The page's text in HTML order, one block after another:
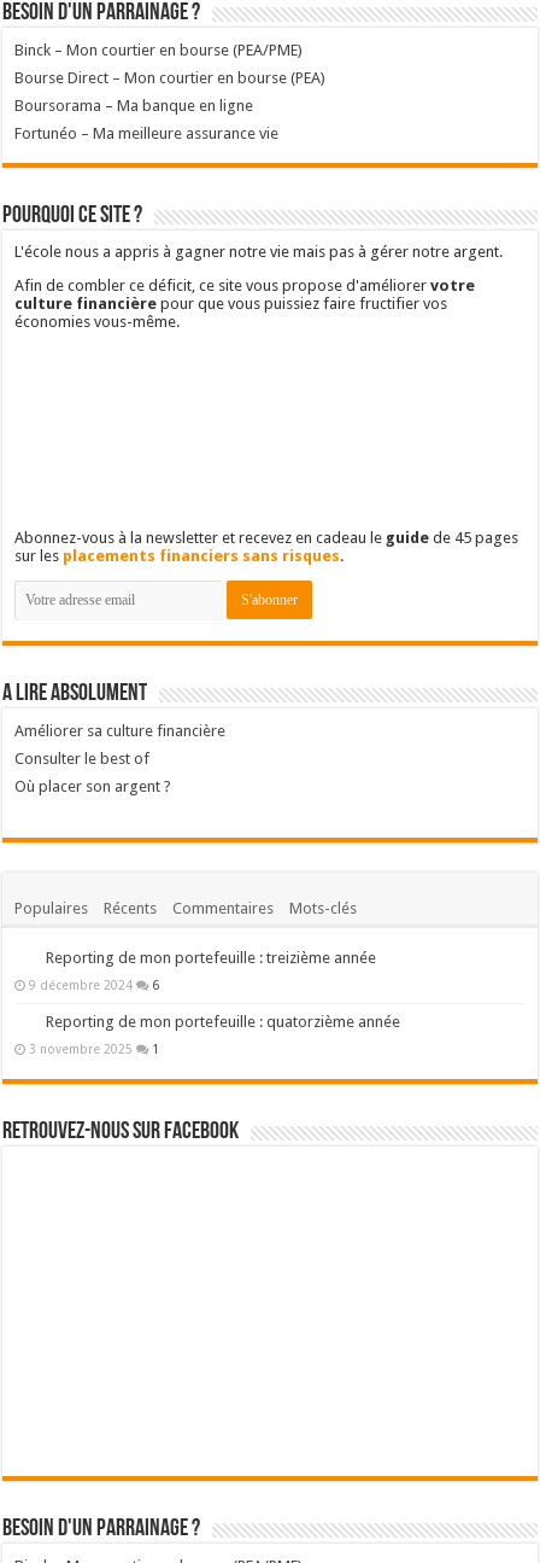
Besoin d'un parrainage ?
Binck – Mon courtier en bourse (PEA/PME)
Bourse Direct – Mon courtier en bourse (PEA)
Boursorama – Ma banque en ligne
Fortunéo – Ma meilleure assurance vie
Pourquoi ce site ?
L'école nous a appris à gagner notre vie mais pas à gérer notre argent.
Afin de combler ce déficit, ce site vous propose d'améliorervotre
culture financière pour que vous puissiez faire fructifier vos
économies vous-même.
Abonnez-vous à la newsletter et recevez en cadeau le guide de 45 pages
sur les placements financiers sans risques.
A lire absolument
Améliorer sa culture financière
Consulter le best of
Où placer son argent ?
Populaires Récents Commentaires Mots-clés
Reporting de mon portefeuille : treizième année
9 décembre 2024 6
Reporting de mon portefeuille : quatorzième année
3 novembre 2025 1
Retrouvez-nous sur Facebook
Besoin d'un parrainage ?